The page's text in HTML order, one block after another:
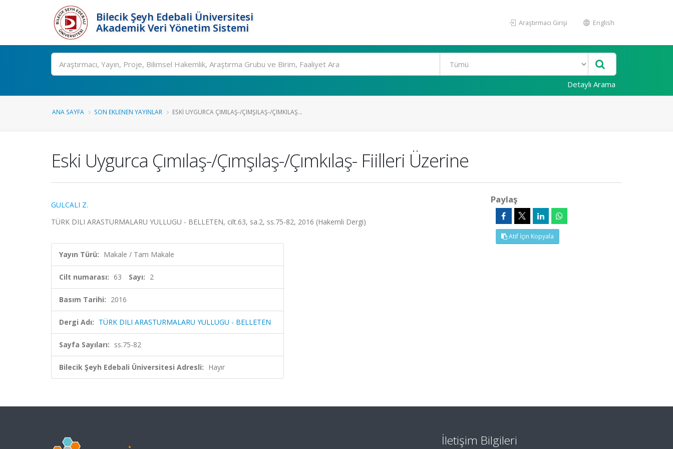
Bilecik Şeyh Edebali Üniversitesi
Akademik Veri Yönetim Sistemi
Araştırmacı Girişi English
Ara
Detaylı Arama
ANA SAYFA SON EKLENEN YAYINLAR ESKI UYGURCA ÇIMILAŞ-/ÇIMŞILAŞ-/ÇIMKILAŞ...
Eski Uygurca Çımılaş-/Çımşılaş-/Çımkılaş- Fiilleri Üzerine
GULCALI Z.
TÜRK DILI ARASTURMALARU YULLUGU - BELLETEN, cilt.63, sa.2, ss.75-82, 2016 (Hakemli Dergi)
Yayın Türü: Makale / Tam Makale
Cilt numarası: 63 Sayı: 2
Basım Tarihi: 2016
Dergi Adı: TÜRK DILI ARASTURMALARU YULLUGU - BELLETEN
Sayfa Sayıları: ss.75-82
Bilecik Şeyh Edebali Üniversitesi Adresli: Hayır
Paylaş
Atıf İçin Kopyala
İletişim Bilgileri